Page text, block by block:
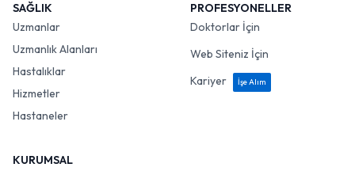
SAĞLIK
Uzmanlar
Uzmanlık Alanları
Hastalıklar
Hizmetler
Hastaneler
PROFESYONELLER
Doktorlar İçin
Web Siteniz İçin
Kariyer
İşe Alım
KURUMSAL